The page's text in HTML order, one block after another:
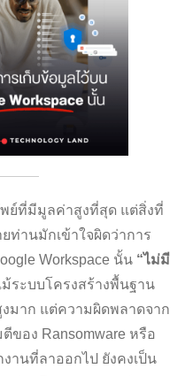
ย์ที่มีมูลค่าสูงที่สุด แต่สิ่งที่
ท่านมักเข้าใจผิดว่าการ
Workspace นั้น “ไม่มี
ระบบโครงสร้างพื้นฐาน
งมาก แต่ความผิดพลาดจาก
ของ Ransomware หรือ
านที่ลาออกไป ยังคงเป็น